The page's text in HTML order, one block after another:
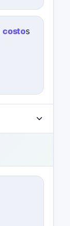
costos